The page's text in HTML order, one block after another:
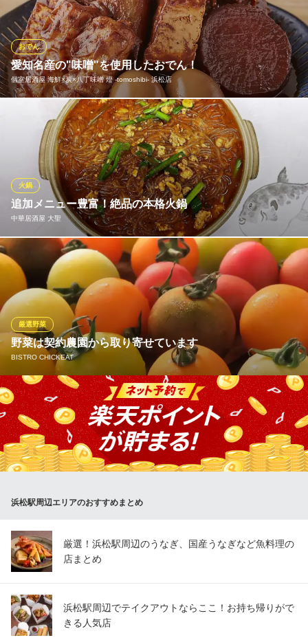
が地下にあり、人数に応じてさばいています。カルシュウム･ビタ
ミンC･ コラーゲンを多く含むため滋養強壮にもなるすっぽんは、
鍋に使うお出汁もすっぽんの素材を活かし丁寧に取っています！
富久竹
すっぽん料理、ふぐ料理
ＪＲ東海道本線浜松駅北口 徒歩10分
静岡県浜松市中央区田町231-5
愛知名産の"味噌"を使用したおでん！
個室居酒屋 海鮮×炭×八丁味噌 燈 ‐tomoshibi‐ 浜松店
おでん
愛知の赤みそを使った逸品料理は、濃厚でコクがあります。濃厚
な味わいでお酒も良く進みます。愛知名物のどてかつや手羽先の
ほか、居酒屋定番のおでんも味噌でどうぞ。
個室居酒屋 海鮮×炭×八丁味噌 燈 ‐tomoshibi‐ 浜松店
大人の完全個室空間
遠州鉄道線第一通り駅 徒歩5分
静岡県浜松市中央区鍛冶町320-23 Q‐FACE B1
追加メニュー豊富！絶品の本格火鍋
中華居酒屋 大聖
火鍋
自慢の「火鍋」は、清湯鍋や麻辣鍋、二色鍋など種類豊富に用意
しております！ スープに使用する香辛料や調味料にこだわり抜
き、独自の味わいを創り出しました。 鶏ガラや豚骨ベースのスー
プに新鮮な食材がたっぷりと入り、深い旨味と香りが口いっぱい
に広がります。お好みの追加メニューと共にぜひ存分にご堪能く
ださい。
中華居酒屋 大聖
浜松中華 食べ放題宴会
遠州鉄道線第一通り駅 徒歩5分
静岡県浜松市中央区田町316-30
野菜は契約農園から取り寄せています
BISTRO CHICKEAT
厳選野菜
農家さんから直接取り寄せた野菜は鮮度は格別!!野菜本来の旨味を
楽しめるように工夫しています!!
BISTRO CHICKEAT
浜松 ビストロ
遠州鉄道線第一通り駅 徒歩3分
浜松駅周辺エリアのおすすめまとめ
厳選！浜松駅周辺のうなぎ、国産うなぎなど魚料理の
店まとめ
浜松駅周辺でテイクアウトならここ！お持ち帰りがで
きる人気店